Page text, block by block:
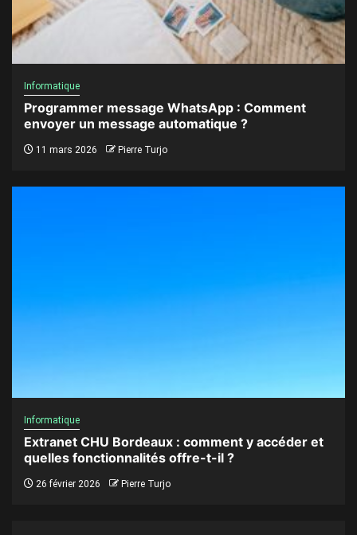
Informatique
Programmer message WhatsApp : Comment
envoyer un message automatique ?
11 mars 2026 Pierre Turjo
Informatique
Extranet CHU Bordeaux : comment y accéder et
quelles fonctionnalités offre-t-il ?
26 février 2026 Pierre Turjo